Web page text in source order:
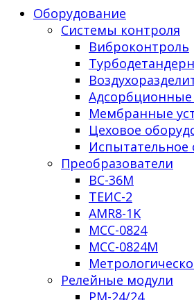
Оборудование
Системы контроля
Виброконтроль
Адсорбционные
Мембранные
Цеховое
Испытательное
Преобразователи
ВС-36М
ТЕИС-2
AMR8-1K
МСС-0824
МСС-0824М
Релейные модули
РМ-24/24